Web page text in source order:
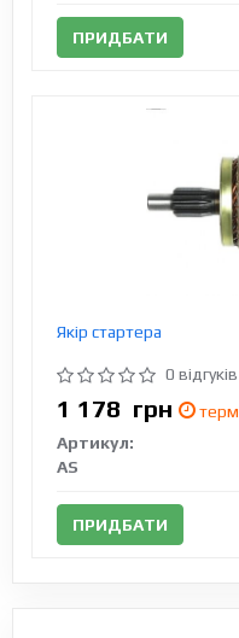
ПРИДБАТИ
Якір стартера
0 відгуків
1 178 грн
Артикул:
AS
ПРИДБАТИ